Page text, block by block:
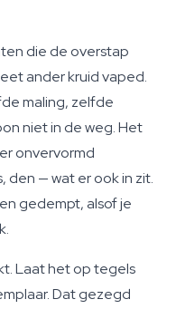
die de overstap
ander kruid vaped.
maling, zelfde
niet in de weg. Het
onvervormd
den — wat er ook in zit.
gedempt, alsof je
Laat het op tegels
Dat gezegd